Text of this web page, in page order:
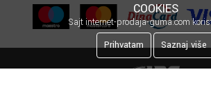
COOKIES
Sajt internet-prodaja-guma.com
Prihvatam
Saznaj više